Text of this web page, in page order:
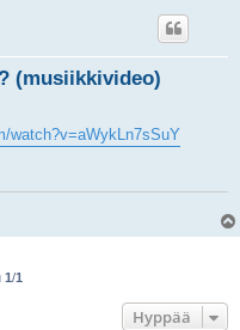
(musiikkivideo)
watch?v=aWykLn7sSuY
1 /1
Hyppää